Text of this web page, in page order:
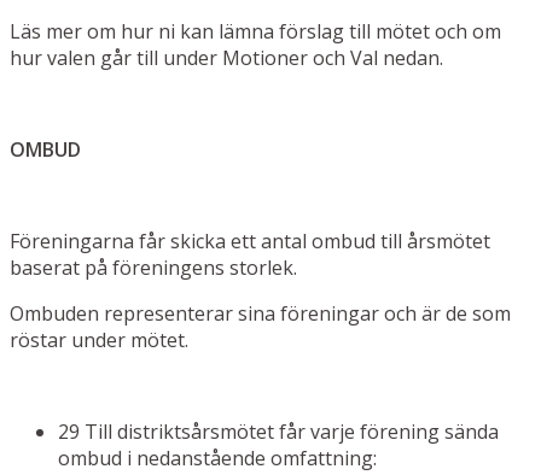
Läs mer om hur ni kan lämna förslag till mötet och om
hur valen går till under Motioner och Val nedan.
OMBUD
Föreningarna får skicka ett antal ombud till årsmötet
baserat på föreningens storlek.
Ombuden representerar sina föreningar och är de som
röstar under mötet.
29 Till distriktsårsmötet får varje förening sända
ombud i nedanstående omfattning: